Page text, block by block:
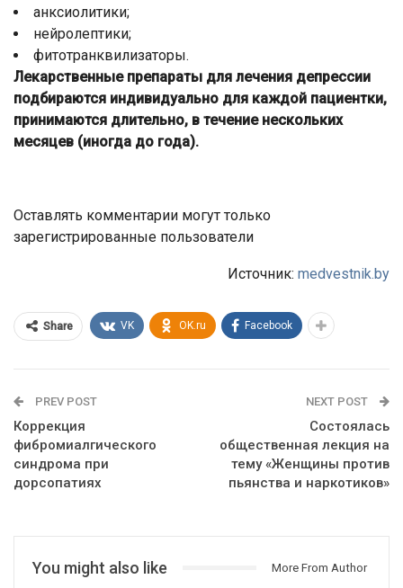
анксиолитики;
нейролептики;
фитотранквилизаторы.
Лекарственные препараты для лечения депрессии
подбираются индивидуально для каждой пациентки,
принимаются длительно, в течение нескольких
месяцев (иногда до года).
Оставлять комментарии могут только
зарегистрированные пользователи
Источник: medvestnik.by
Share VK OK.ru Facebook
PREV POST
Коррекция
фибромиалгического
синдрома при
дорсопатиях
NEXT POST
Состоялась
общественная лекция на
тему «Женщины против
пьянства и наркотиков»
You might also like More From Author